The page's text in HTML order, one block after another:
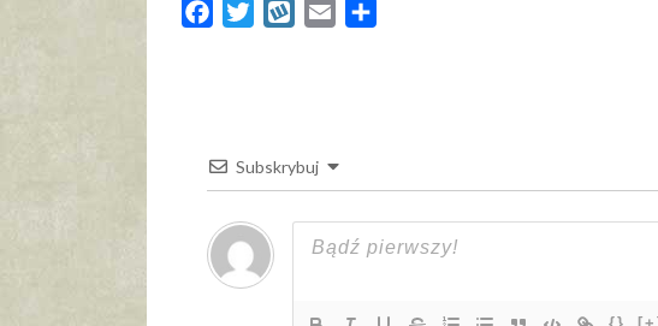
FacebookTwitterWykopEmail
Subskrybuj